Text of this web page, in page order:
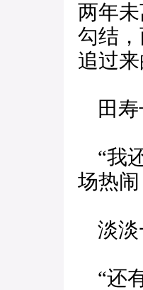
两年
勾结
追过
田寿
“我
场热
淡淡
“还